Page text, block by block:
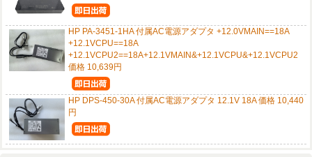
HP PA-3451-1HA 付属AC電源アダプタ +12.0VMAIN==18A
+12.1VCPU==18A
+12.1VCPU2==18A+12.1VMAIN&+12.1VCPU&+12.1VCPU2
価格 10,639円
HP DPS-450-30A 付属AC電源アダプタ 12.1V 18A 価格 10,440
円